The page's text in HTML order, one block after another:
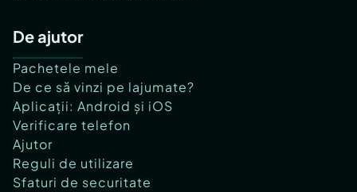
De ajutor
Pachetele mele
De ce să vinzi pe lajumate?
Aplicații: Android și iOS
Verificare telefon
Ajutor
Reguli de utilizare
Sfaturi de securitate